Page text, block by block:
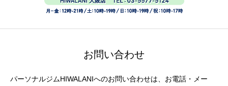
お問い合わせ
パーソナルジムHIWALANIへのお問い合わせは、お電話・メー